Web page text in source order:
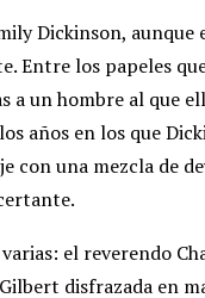
Dickinson, aunque
Entre los papeles
a un hombre al que
años en los que
con una mezcla de
el reverendo
disfrazada en